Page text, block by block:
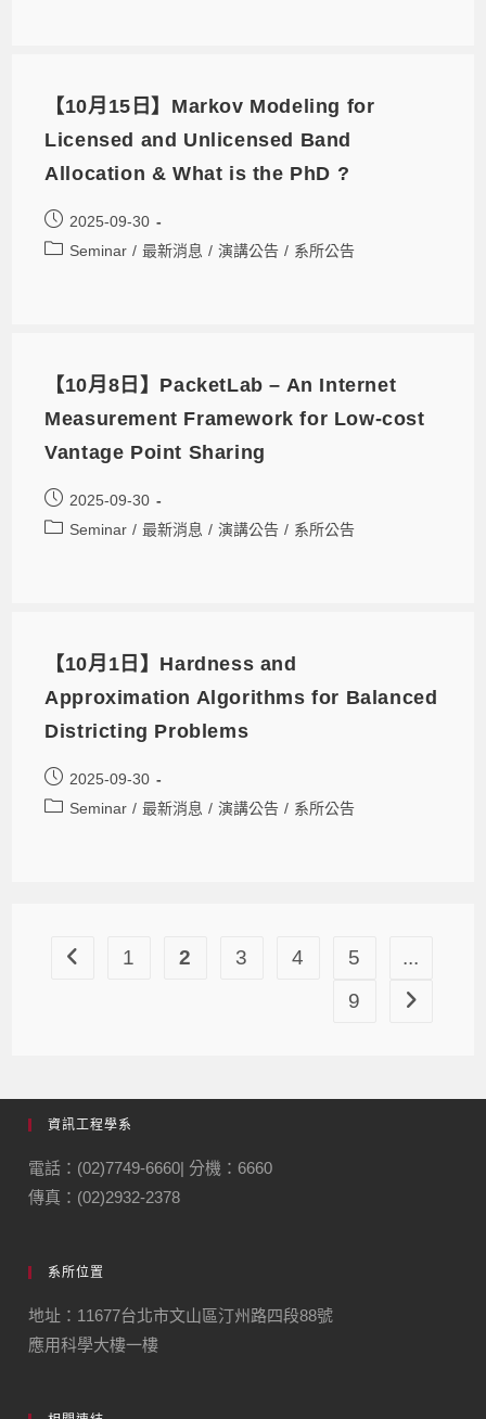
【10月15日】Markov Modeling for
Licensed and Unlicensed Band
Allocation & What is the PhD ?
2025-09-30
Seminar / 最新消息 / 演講公告 / 系所公告
【10月8日】PacketLab – An Internet
Measurement Framework for Low-cost
Vantage Point Sharing
2025-09-30
Seminar / 最新消息 / 演講公告 / 系所公告
【10月1日】Hardness and
Approximation Algorithms for Balanced
Districting Problems
2025-09-30
Seminar / 最新消息 / 演講公告 / 系所公告
1 2 3 4 5
...
9
資訊工程學系
電話：(02)7749-6660| 分機：6660
傳真：(02)2932-2378
系所位置
地址：11677台北市文山區汀州路四段88號
應用科學大樓一樓